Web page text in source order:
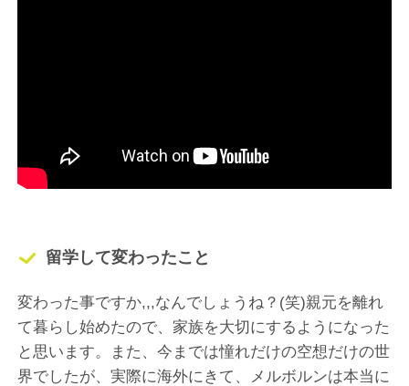
留学して変わったこと
変わった事ですか,,,なんでしょうね？(笑)親元を離れ
て暮らし始めたので、家族を大切にするようになった
と思います。また、今までは憧れだけの空想だけの世
界でしたが、実際に海外にきて、メルボルンは本当に